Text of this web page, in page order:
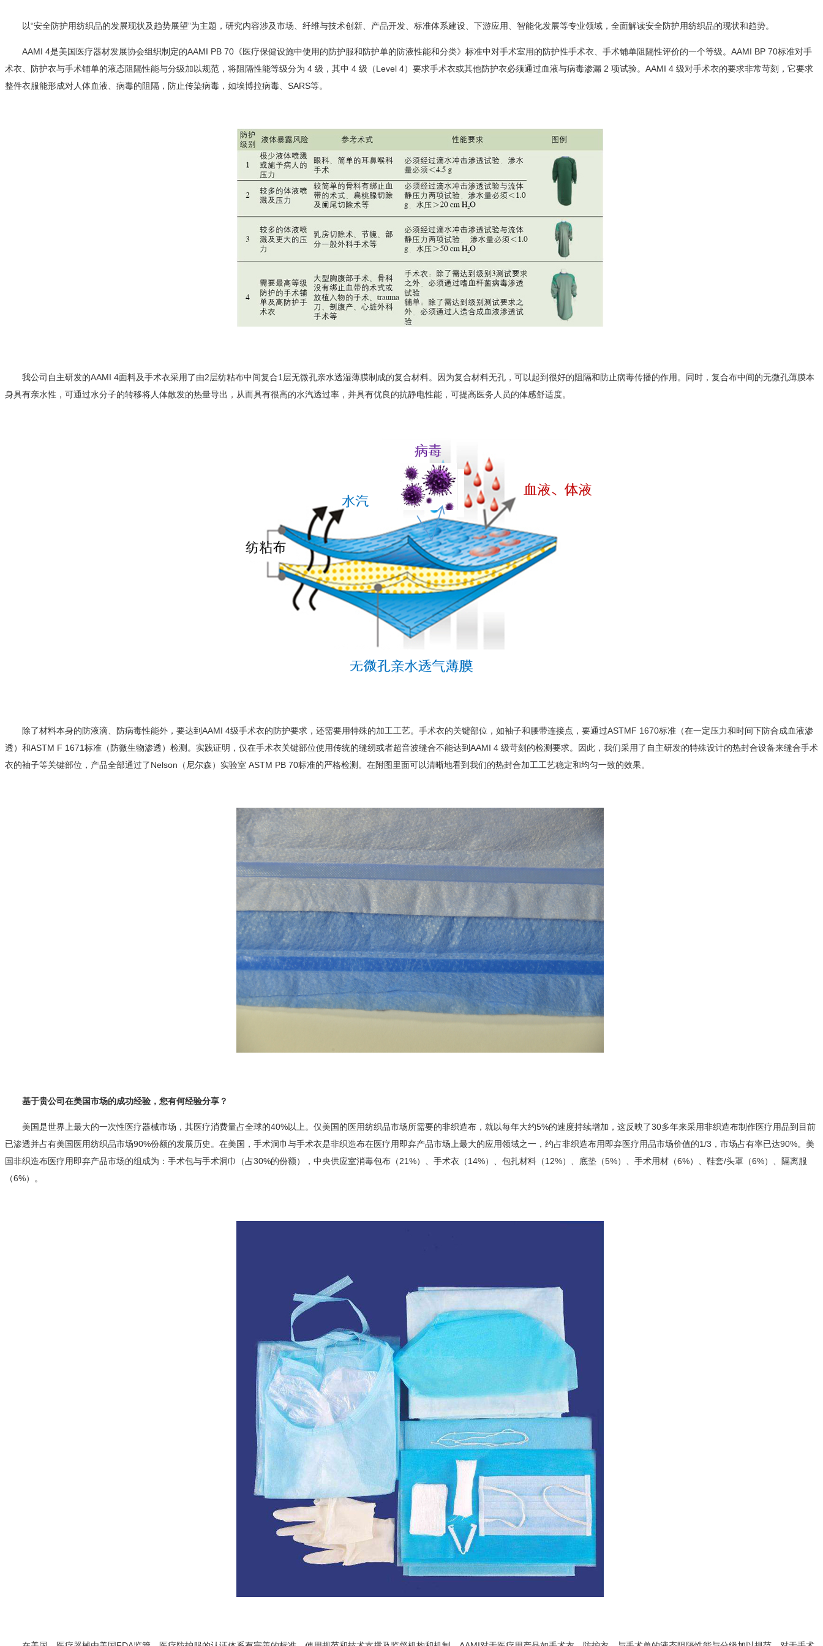
以“安全防护用纺织品的发展现状及趋势展望”为主题，研究内容涉及市场、纤维与技术创新、产品开发、标准体系建设、下游应用、智能化发展等专业领域，全面解读安全防护用纺织品的现状和趋势。
AAMI 4是美国医疗器材发展协会组织制定的AAMI PB 70《医疗保健设施中使用的防护服和防护单的防液性能和分类》标准中对手术室用的防护性手术衣、手术铺单阻隔性评价的一个等级。AAMI BP 70标准对手
术衣、防护衣与手术铺单的液态阻隔性能与分级加以规范，将阻隔性能等级分为 4 级，其中 4 级（Level 4）要求手术衣或其他防护衣必须通过血液与病毒渗漏 2 项试验。AAMI 4 级对手术衣的要求非常苛刻，它要求
整件衣服能形成对人体血液、病毒的阻隔，防止传染病毒，如埃博拉病毒、SARS等。
我公司自主研发的AAMI 4面料及手术衣采用了由2层纺粘布中间复合1层无微孔亲水透湿薄膜制成的复合材料。因为复合材料无孔，可以起到很好的阻隔和防止病毒传播的作用。同时，复合布中间的无微孔薄膜本
身具有亲水性，可通过水分子的转移将人体散发的热量导出，从而具有很高的水汽透过率，并具有优良的抗静电性能，可提高医务人员的体感舒适度。
除了材料本身的防液滴、防病毒性能外，要达到AAMI 4级手术衣的防护要求，还需要用特殊的加工工艺。手术衣的关键部位，如袖子和腰带连接点，要通过ASTMF 1670标准（在一定压力和时间下防合成血液渗
透）和ASTM F 1671标准（防微生物渗透）检测。实践证明，仅在手术衣关键部位使用传统的缝纫或者超音波缝合不能达到AAMI 4 级苛刻的检测要求。因此，我们采用了自主研发的特殊设计的热封合设备来缝合手术
衣的袖子等关键部位，产品全部通过了Nelson（尼尔森）实验室 ASTM PB 70标准的严格检测。在附图里面可以清晰地看到我们的热封合加工工艺稳定和均匀一致的效果。
基于贵公司在美国市场的成功经验，您有何经验分享？
美国是世界上最大的一次性医疗器械市场，其医疗消费量占全球的40%以上。仅美国的医用纺织品市场所需要的非织造布，就以每年大约5%的速度持续增加，这反映了30多年来采用非织造布制作医疗用品到目前
已渗透并占有美国医用纺织品市场90%份额的发展历史。在美国，手术洞巾与手术衣是非织造布在医疗用即弃产品市场上最大的应用领域之一，约占非织造布用即弃医疗用品市场价值的1/3，市场占有率已达90%。美
国非织造布医疗用即弃产品市场的组成为：手术包与手术洞巾（占30%的份额），中央供应室消毒包布（21%）、手术衣（14%）、包扎材料（12%）、底垫（5%）、手术用材（6%）、鞋套/头罩（6%）、隔离服
（6%）。